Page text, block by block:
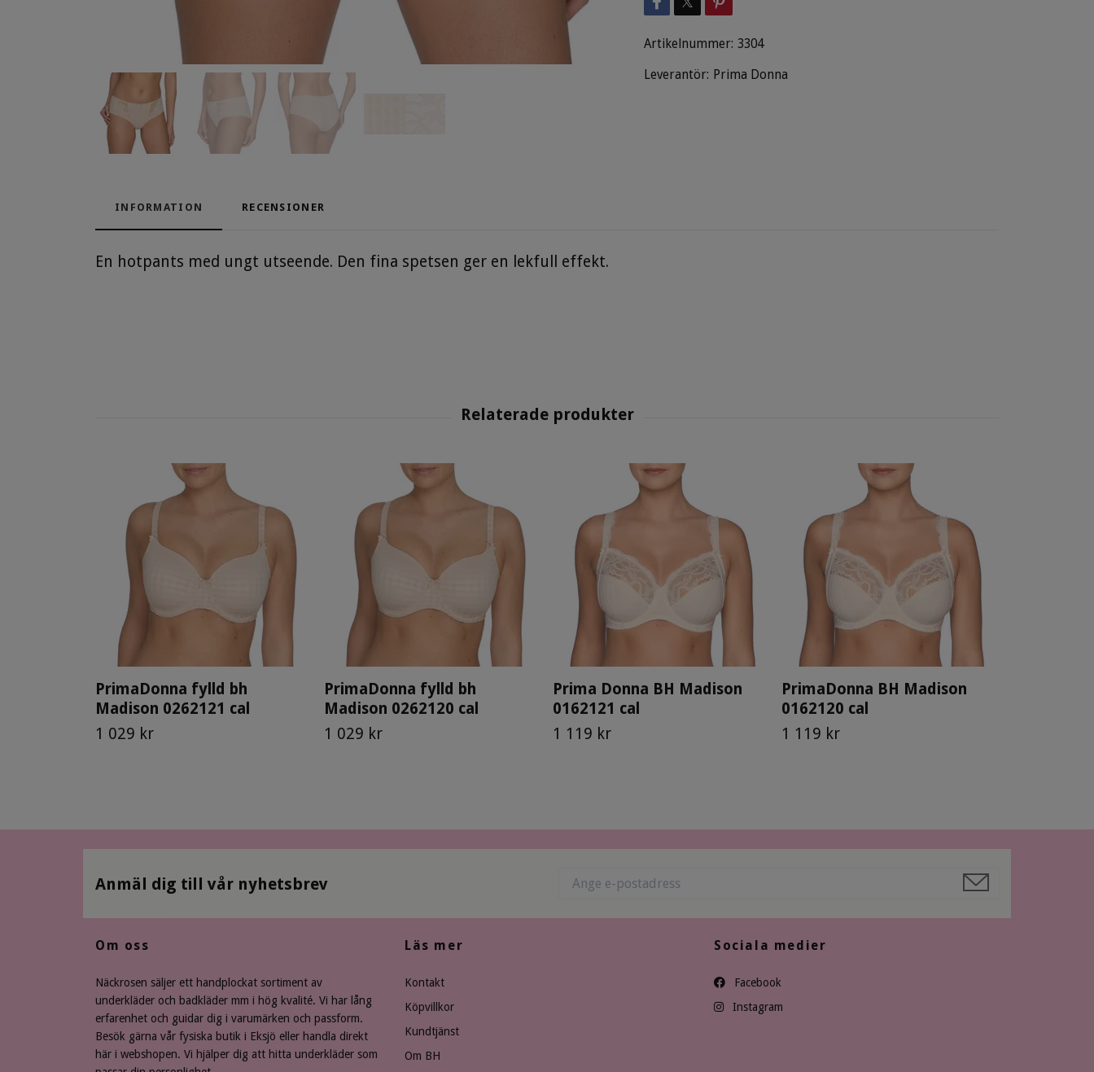
Artikelnummer: 3304
Leverantör: Prima Donna
INFORMATION RECENSIONER
En hotpants med ungt utseende. Den fina spetsen ger en lekfull effekt.
PrimaDonna fylld bh
Madison 0262121 cal
1 029 kr
PrimaDonna fylld bh
Madison 0262120 cal
1 029 kr
Prima Donna BH Madison
0162121 cal
1 119 kr
PrimaDonna BH Madison
0162120 cal
1 119 kr
Anmäl dig till vår nyhetsbrev
Om oss
Näckrosen säljer ett handplockat sortiment av
underkläder och badkläder mm i hög kvalité. Vi har lång
erfarenhet och guidar dig i varumärken och passform.
Besök gärna vår fysiska butik i Eksjö eller handla direkt
här i webshopen. Vi hjälper dig att hitta underkläder som
Läs mer
Kontakt
Köpvillkor
Kundtjänst
Om BH
Sociala medier
Facebook
Instagram